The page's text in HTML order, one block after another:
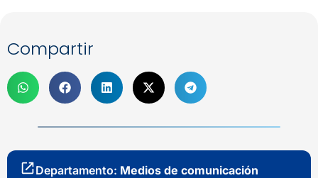
Compartir
Departamento: Medios de comunicación